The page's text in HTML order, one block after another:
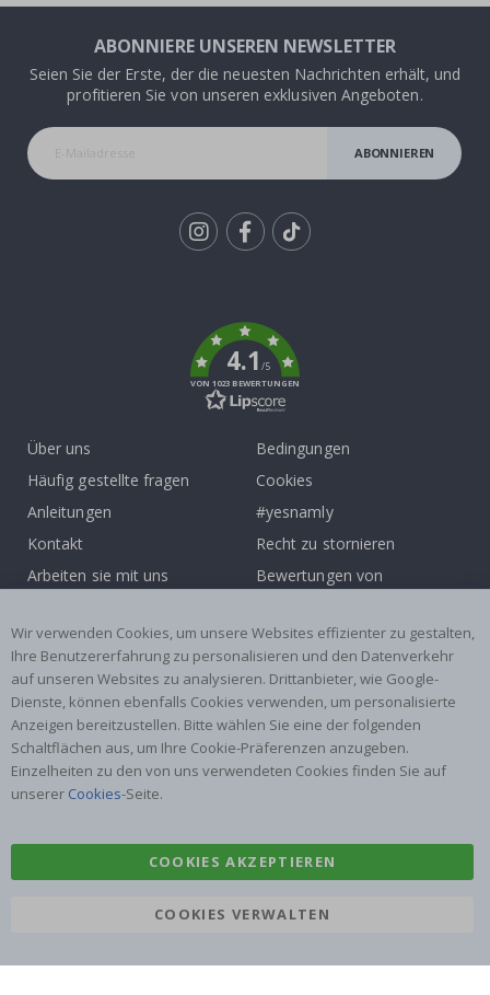
ABONNIERE UNSEREN NEWSLETTER
Seien Sie der Erste, der die neuesten Nachrichten erhält, und
profitieren Sie von unseren exklusiven Angeboten.
ABONNIEREN
4.1/5
VON 1023 BEWERTUNGEN
Über uns
Häufig gestellte fragen
Anleitungen
Kontakt
Arbeiten sie mit uns
Inspiration
Bedingungen
Cookies
#yesnamly
Recht zu stornieren
Bewertungen von
Beliebte Kategorien
Namensaufkleber
Wandtattoos
Fliesenaufkleber
Poster
Aufkleber
Wir verwenden Cookies, um unsere Websites effizienter zu gestalten,
Ihre Benutzererfahrung zu personalisieren und den Datenverkehr
auf unseren Websites zu analysieren. Drittanbieter, wie Google-
Dienste, können ebenfalls Cookies verwenden, um personalisierte
Anzeigen bereitzustellen. Bitte wählen Sie eine der folgenden
Schaltflächen aus, um Ihre Cookie-Präferenzen anzugeben.
Einzelheiten zu den von uns verwendeten Cookies finden Sie auf
unserer Cookies-Seite.
COOKIES AKZEPTIEREN
COOKIES VERWALTEN